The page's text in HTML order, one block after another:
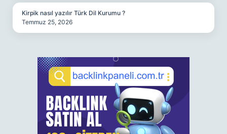
Kirpik nasıl yazılır Türk Dil Kurumu ?
Temmuz 25, 2026